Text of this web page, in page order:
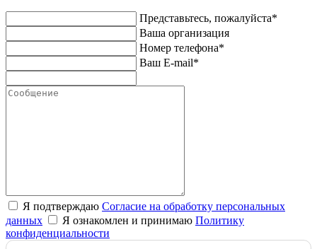
Представьтесь, пожалуйста*
Ваша организация
Номер телефона*
Ваш E-mail*
Я подтверждаю Согласие на обработку персональных
данных
Я ознакомлен и принимаю Политику
конфиденциальности